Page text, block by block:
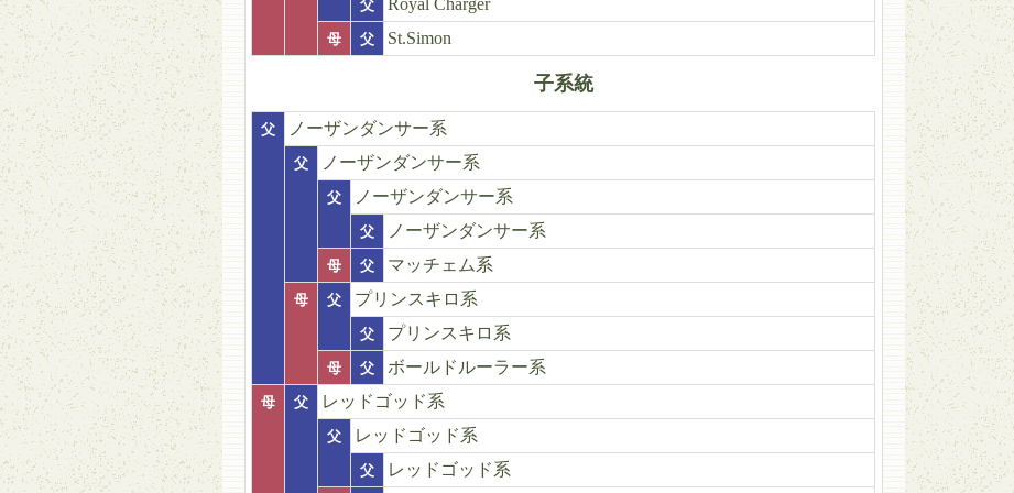
父
母 父 St.Simon
子系統
父 ノーザンダンサー系
父 ノーザンダンサー系
父 ノーザンダンサー系
父 ノーザンダンサー系
母 父 マッチェム系
母 父 プリンスキロ系
父 プリンスキロ系
母 父 ボールドルーラー系
母 父 レッドゴッド系
父 レッドゴッド系
父 レッドゴッド系